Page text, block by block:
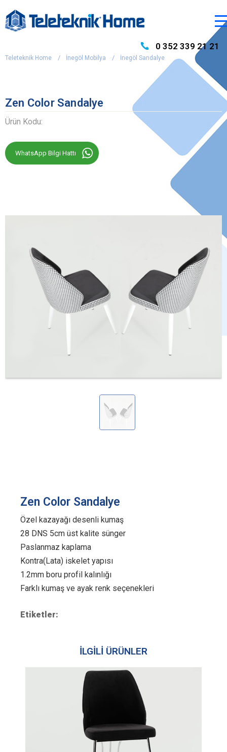
0 352 339 21 21
Teleteknik Home İnegöl Mobilya İnegöl Sandalye
Zen Color Sandalye
Ürün Kodu:
WhatsApp Bilgi Hattı
Zen Color Sandalye
Özel kazayağı desenli kumaş
28 DNS 5cm üst kalite sünger
Paslanmaz kaplama
Kontra(Lata) iskelet yapısı
1.2mm boru profil kalınlığı
Farklı kumaş ve ayak renk seçenekleri
Etiketler:
İLGİLİ ÜRÜNLER